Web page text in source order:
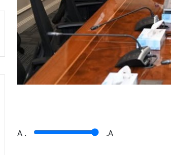
A . .A